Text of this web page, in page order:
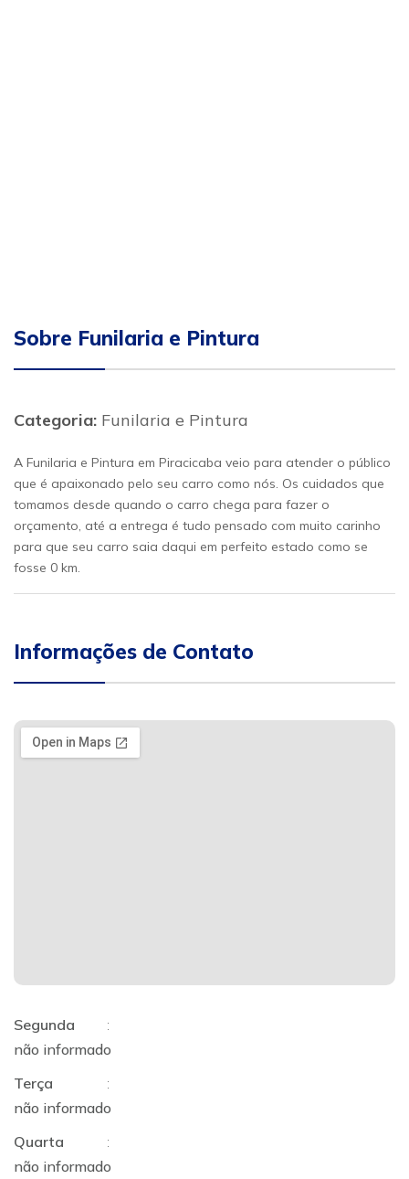
Sobre Funilaria e Pintura
Categoria: Funilaria e Pintura
A Funilaria e Pintura em Piracicaba veio para atender o público
que é apaixonado pelo seu carro como nós. Os cuidados que
tomamos desde quando o carro chega para fazer o
orçamento, até a entrega é tudo pensado com muito carinho
para que seu carro saia daqui em perfeito estado como se
fosse 0 km.
Informações de Contato
Segunda
:
não informado
Terça
:
não informado
Quarta
:
não informado